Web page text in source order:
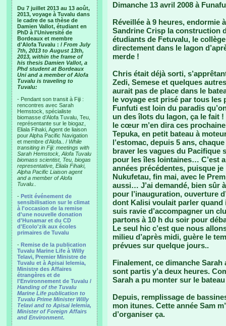
Du 7 juillet 2013 au 13 août,
2013, voyage à Tuvalu dans
le cadre de sa thèse de
Damien Vallot, étudiant en
PhD à l'Université de
Bordeaux et membre
d'Alofa Tuvalu : / From July
7th, 2013 to August 13th,
2013, within the frame of
his thesis Damien Vallot, a
Phd student at Bordeaux
Uni and a member of Alofa
Tuvalu is traveling to
Tuvalu:
- Pendant son transit à Fiji :
rencontres avec Sarah
Hemstock, spécialiste
biomasse d’Alofa Tuvalu, Teu,
représentante sur le biogaz,
Eliala Fihaki, Agent de liaison
pour Alpha Pacific Navigation
et membre d’Alofa.. / While
transiting in Fiji: meetings with
Sarah Hemstock, Alofa Tuvalu
biomass scientist, Teu, biogas
representative, Eliala Fihaki,
Alpha Pacific Liaison agent
and a member of Alofa
Tuvalu..
- Petit événement de
sensibilisation sur le climat
à l'occasion de la remise
d'une nouvelle donation
d'Hunamar et du CD
d'Ecolo'zik aux écoles
primaires de Tuvalu
- Remise de la publication
Tuvalu Marine Life à Willy
Telavi, Premier Ministre de
Tuvalu et à Apisai Ielemia,
Ministre des Affaires
étrangères et de
l'Environnement de Tuvalu /
Handing of the Tuvalu
Marine Life publication to
Tuvalu Prime Minister Willy
Telavi and to Apisai Ielemia,
Minister of Foreign Affairs
and Environment.
Dimanche 13 avril 2008 à
Réveillée à 9 heures, endormie
Sandrine Crisp la construction
étudiants de Fetuvalu, le
directement dans le lagon
merde !
Chris était déjà sorti,
Zedi, Semese et quelques
aurait pas de place dans le
le voyage est prisé par tous les
Funfuti est loin du paradis
un des îlots du lagon, ça le fait !
le cœur m’en dira ces
Tepuka, en petit bateau à
l’estomac, depuis 5 ans,
braver les vagues du Pacifique
pour les îles lointaines… C’est
années précédentes, puisque
Nukufetau, fin mai, avec le
aussi… J’ai demandé, bien sûr
pour l’inauguration, ouverture
dont Kalisi voulait parler quand
suis ravie d’accompagner un
partons à 10 h du soir pour
Le seul hic c’est que nous
milieu d’après midi, guère le
prévues sur quelque jours..
Finalement, ce dimanche
sont partis y’a deux heures.
Sarah a pu monter sur le
Depuis, remplissage de
mon itunes. Cette année Sam
d’organiser ça.